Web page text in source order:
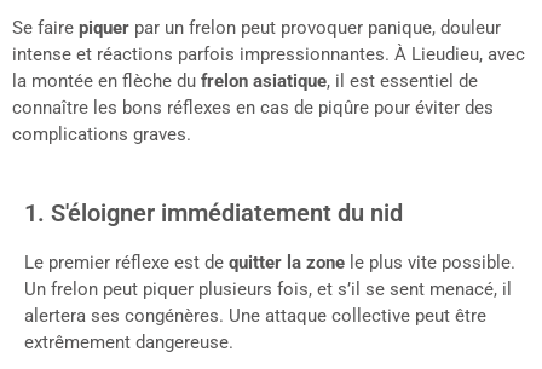
Se faire piquer par un frelon peut provoquer panique, douleur
intense et réactions parfois impressionnantes. À Lieudieu, avec
la montée en flèche du frelon asiatique, il est essentiel de
connaître les bons réflexes en cas de piqûre pour éviter des
complications graves.
1. S'éloigner immédiatement du nid
Le premier réflexe est de quitter la zone le plus vite possible.
Un frelon peut piquer plusieurs fois, et s’il se sent menacé, il
alertera ses congénères. Une attaque collective peut être
extrêmement dangereuse.